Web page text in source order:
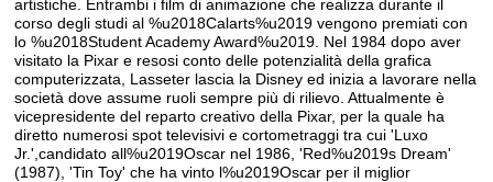
artistiche. Entrambi i film di animazione che realizza durante il
corso degli studi al %u2018Calarts%u2019 vengono premiati con
lo %u2018Student Academy Award%u2019. Nel 1984 dopo aver
visitato la Pixar e resosi conto delle potenzialità della grafica
computerizzata, Lasseter lascia la Disney ed inizia a lavorare nella
società dove assume ruoli sempre più di rilievo. Attualmente è
vicepresidente del reparto creativo della Pixar, per la quale ha
diretto numerosi spot televisivi e cortometraggi tra cui 'Luxo
Jr.',candidato all%u2019Oscar nel 1986, 'Red%u2019s Dream'
(1987), 'Tin Toy' che ha vinto l%u2019Oscar per il miglior